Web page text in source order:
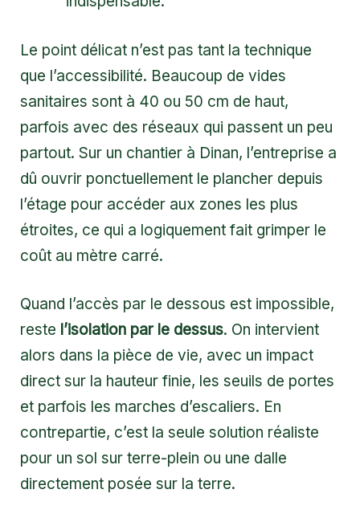
Le point délicat n’est pas tant la technique
que l’accessibilité. Beaucoup de vides
sanitaires sont à 40 ou 50 cm de haut,
parfois avec des réseaux qui passent un peu
partout. Sur un chantier à Dinan, l’entreprise a
dû ouvrir ponctuellement le plancher depuis
l’étage pour accéder aux zones les plus
étroites, ce qui a logiquement fait grimper le
coût au mètre carré.
Quand l’accès par le dessous est impossible,
reste l’isolation par le dessus. On intervient
alors dans la pièce de vie, avec un impact
direct sur la hauteur finie, les seuils de portes
et parfois les marches d’escaliers. En
contrepartie, c’est la seule solution réaliste
pour un sol sur terre-plein ou une dalle
directement posée sur la terre.